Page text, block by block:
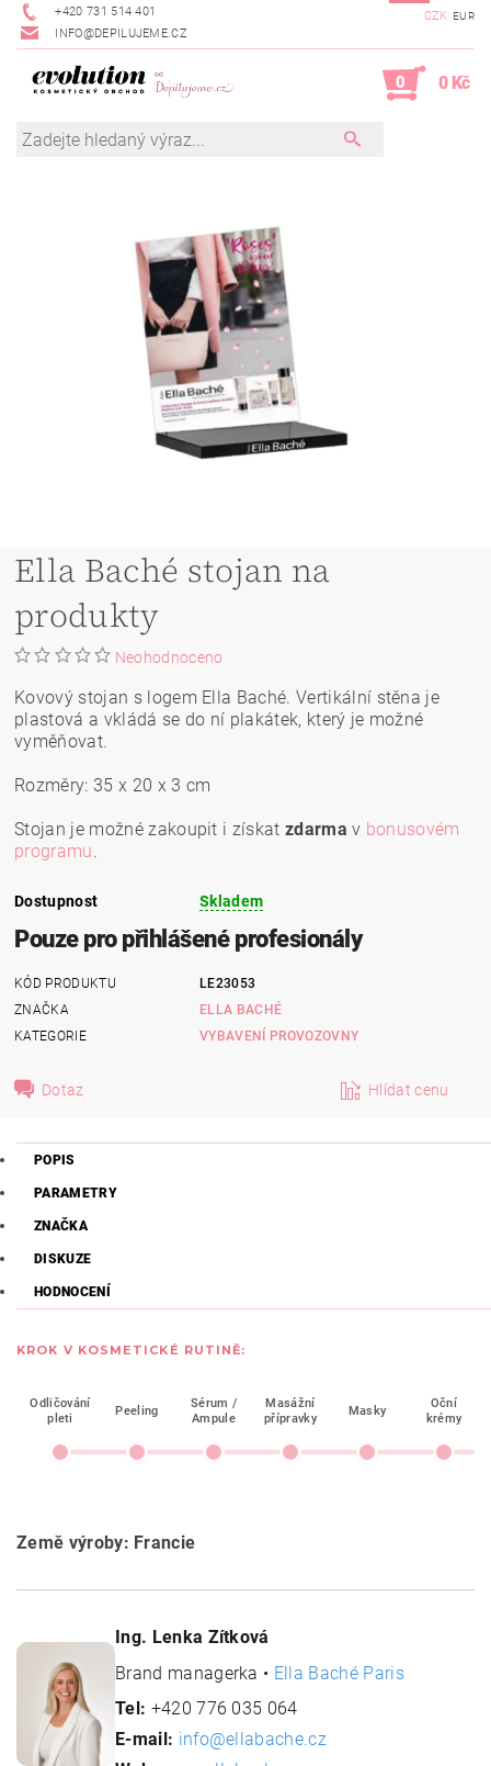
+420 731 514 401
INFO@DEPILUJEME.CZ
CZK EUR
0 0 Kč
Ella Baché stojan na
produkty
Neohodnoceno
Kovový stojan s logem Ella Baché. Vertikální stěna je
plastová a vkládá se do ní plakátek, který je možné
vyměňovat.
Rozměry: 35 x 20 x 3 cm
Stojan je možné zakoupit i získat zdarma v bonusovém
programu.
Dostupnost Skladem
Pouze pro přihlášené profesionály
KÓD PRODUKTU
LE23053
ZNAČKA
ELLA BACHÉ
KATEGORIE
VYBAVENÍ PROVOZOVNY
Dotaz Hlídat cenu
POPIS
PARAMETRY
ZNAČKA
DISKUZE
HODNOCENÍ
KROK V KOSMETICKÉ RUTINĚ:
Odličování
pleti
Peeling
Sérum /
Ampule
Masážní
přípravky
Masky
Oční
krémy
Země výroby: Francie
Ing. Lenka Zítková
Brand managerka • Ella Baché Paris
Tel: +420 776 035 064
E-mail: info@ellabache.cz